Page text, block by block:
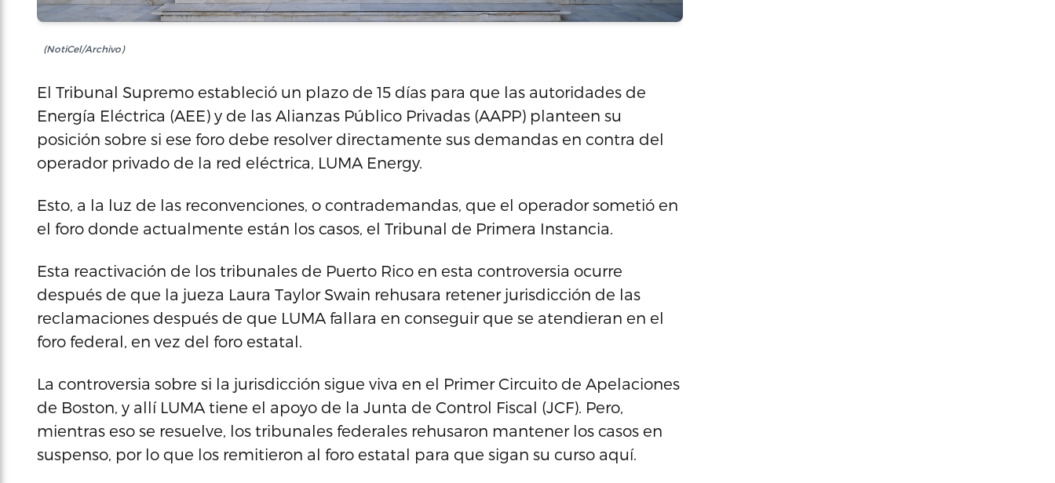
(NotiCel/Archivo)
El Tribunal Supremo estableció un plazo de 15 días para que las autoridades de
Energía Eléctrica (AEE) y de las Alianzas Público Privadas (AAPP) planteen su
posición sobre si ese foro debe resolver directamente sus demandas en contra del
operador privado de la red eléctrica, LUMA Energy.
Esto, a la luz de las reconvenciones, o contrademandas, que el operador sometió en
el foro donde actualmente están los casos, el Tribunal de Primera Instancia.
Esta reactivación de los tribunales de Puerto Rico en esta controversia ocurre
después de que la jueza Laura Taylor Swain rehusara retener jurisdicción de las
reclamaciones después de que LUMA fallara en conseguir que se atendieran en el
foro federal, en vez del foro estatal.
La controversia sobre si la jurisdicción sigue viva en el Primer Circuito de Apelaciones
de Boston, y allí LUMA tiene el apoyo de la Junta de Control Fiscal (JCF). Pero,
mientras eso se resuelve, los tribunales federales rehusaron mantener los casos en
suspenso, por lo que los remitieron al foro estatal para que sigan su curso aquí.